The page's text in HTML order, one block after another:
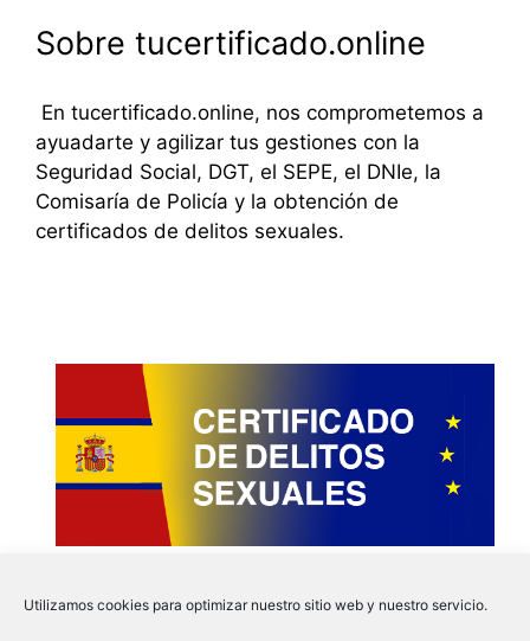
Utilizamos cookies para optimizar nuestro sitio web y nuestro servicio.
Sobre tucertificado.online
En tucertificado.online, nos comprometemos a
ayuadarte y agilizar tus gestiones con la
Seguridad Social, DGT, el SEPE, el DNIe, la
Comisaría de Policía y la obtención de
certificados de delitos sexuales.